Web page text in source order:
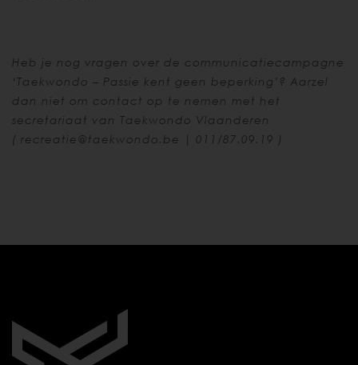
Heb je nog vragen over de communicatiecampagne
‘Taekwondo – Passie kent geen beperking’? Aarzel
dan niet om contact op te nemen met het
secretariaat van Taekwondo Vlaanderen
( recreatie@taekwondo.be | 011/87.09.19 )